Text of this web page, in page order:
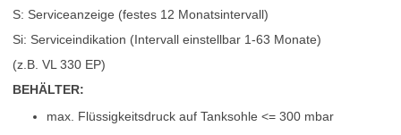
S: Serviceanzeige (festes 12 Monatsintervall)
Si: Serviceindikation (Intervall einstellbar 1-63 Monate)
(z.B. VL 330 EP)
BEHÄLTER:
max. Flüssigkeitsdruck auf Tanksohle <= 300 mbar